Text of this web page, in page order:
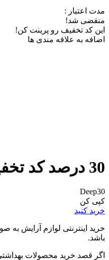
مدت اعتبار :
منقضی شد!
این کد تخفیف رو پرینت کن!
اضافه به علاقه مندی ها
30 درصد کد تخفیف محصولات برند «دیپ سنس» از روبان
Deep30
کپی کن
خرید کنید
خرید اینترنتی لوازم آرایش
باشد.
اگر قصد خرید محصولات